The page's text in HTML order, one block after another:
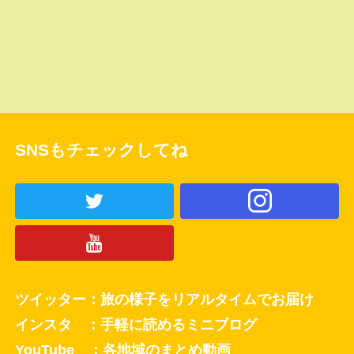
SNSもチェックしてね
ツイッター：旅の様子をリアルタイムでお届け
インスタ ：手軽に読めるミニブログ
YouTube ：各地域のまとめ動画